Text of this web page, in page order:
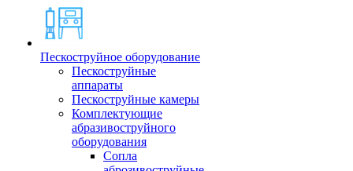
Пескоструйное оборудование
Пескоструйные
аппараты
Пескоструйные камеры
Комплектующие
абразивоструйного
оборудования
Сопла